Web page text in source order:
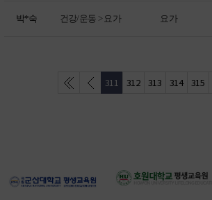
박*숙 건강/운동 > 요가 요가
311 312 313 314 315